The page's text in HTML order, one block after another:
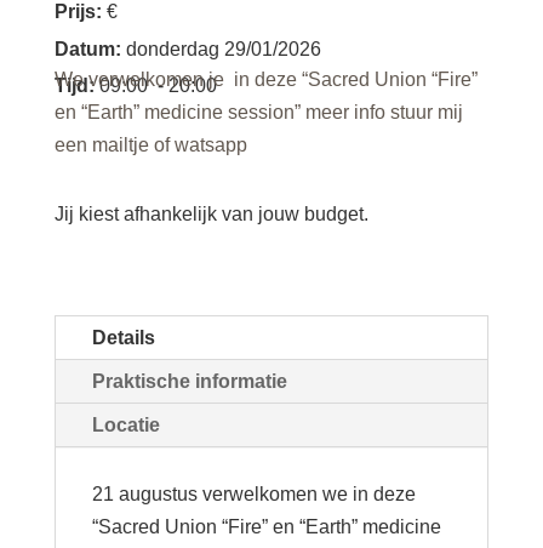
Prijs: €
Datum: donderdag 29/01/2026
Tijd :09:00 - 20:00
We verwelkomen je in deze “Sacred Union “Fire”
en “Earth” medicine session” meer info stuur mij
een mailtje of watsapp
Jij kiest afhankelijk van jouw budget.
Details
Praktische informatie
Locatie
21 augustus verwelkomen we in deze
“Sacred Union “Fire” en “Earth” medicine